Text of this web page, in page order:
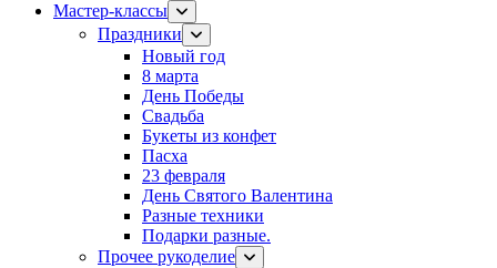
Мастер-классы
Праздники
Новый год
8 марта
День Победы
Свадьба
Букеты из конфет
Пасха
23 февраля
День Святого Валентина
Разные техники
Подарки разные.
Прочее рукоделие